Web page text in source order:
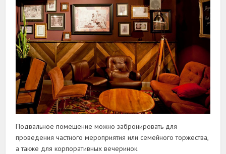
Подвальное помещение можно забронировать для
проведения частного мероприятия или семейного торжества,
а также для корпоративных вечеринок.